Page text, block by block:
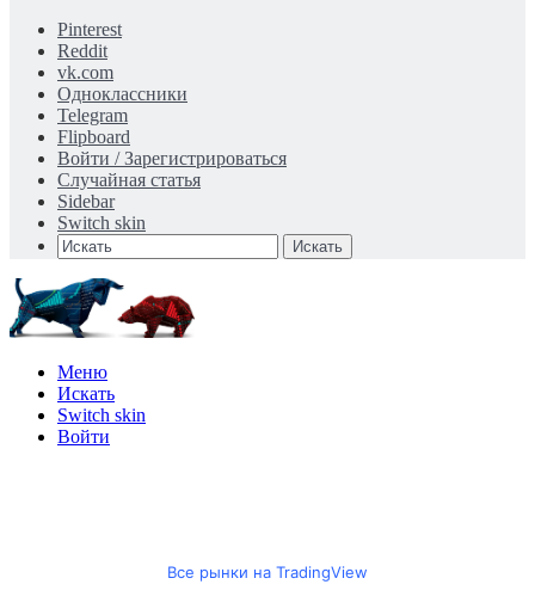
Pinterest
Reddit
vk.com
Одноклассники
Telegram
Flipboard
Войти / Зарегистрироваться
Случайная статья
Sidebar
Switch skin
Искать
Меню
Искать
Switch skin
Войти
Все рынки на TradingView